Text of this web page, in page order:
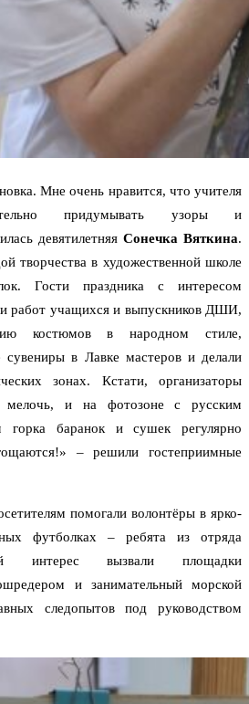
Мне очень нравится, что учителя
придумывать узоры и
девятилетняя Сонечка Вяткина.
творчества в художественной школе
Гости праздника с интересом
работ учащихся и выпускников ДШИ,
костюмов в народном стиле,
сувениры в Лавке мастеров и делали
зонах. Кстати, организаторы
мелочь, и на фотозоне с русским
горка баранок и сушек регулярно
– решили гостеприимные
помогали волонтёры в ярко-
футболках – ребята из отряда
интерес вызвали площадки
и занимательный морской
следопытов под руководством